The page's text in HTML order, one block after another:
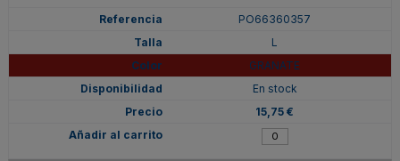
PO66360357
L
GRANATE
En stock
15,75 €